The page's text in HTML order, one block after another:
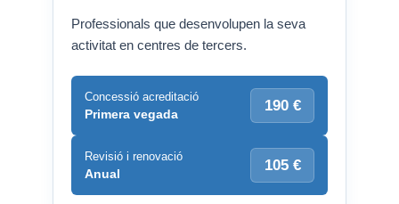
Professionals que desenvolupen la seva
activitat en centres de tercers.
Concessió acreditació
Primera vegada 190 €
Revisió i renovació
Anual 105 €